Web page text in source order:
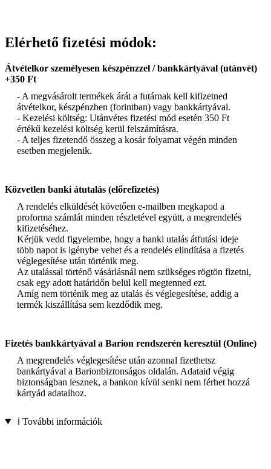
Elérhető fizetési módok:
Átvételkor személyesen készpénzzel / bankkártyával (utánvét)
+350 Ft
- A megvásárolt termékek árát a futárnak kell kifizetned
átvételkor, készpénzben (forintban) vagy bankkártyával.
- Kezelési költség: Utánvétes fizetési mód esetén 350 Ft
értékű kezelési költség kerül felszámításra.
- A teljes fizetendő összeg a kosár folyamat végén minden
esetben megjelenik.
Közvetlen banki átutalás (előrefizetés)
A rendelés elküldését követően e-mailben megkapod a
proforma számlát minden részletével együtt, a megrendelés
kifizetéséhez.
Kérjük vedd figyelembe, hogy a banki utalás átfutási ideje
több napot is igénybe vehet és a rendelés elindítása a fizetés
véglegesítése után történik meg.
Az utalással történő vásárlásnál nem szükséges rögtön fizetni,
csak egy adott határidőn belül kell megtenned ezt.
Amíg nem történik meg az utalás és véglegesítése, addig a
termék kiszállítása sem kezdődik meg.
Fizetés bankkártyával a Barion rendszerén keresztül (Online)
A megrendelés véglegesítése után azonnal fizethetsz
bankártyával a Barionbiztonságos oldalán. Adataid végig
biztonságban lesznek, a bankon kívül senki nem férhet hozzá
kártyád adataihoz.
ℹ️ További információk